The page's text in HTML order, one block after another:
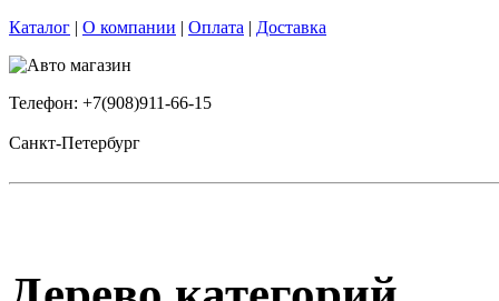
Каталог | О компании | Оплата | Доставка
Телефон: +7(908)911-66-15
Санкт-Петербург